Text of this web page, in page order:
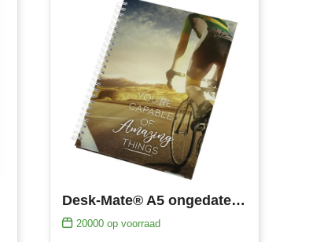
Desk-Mate® A5 ongedateerde agenda met harde kaft
20000 op voorraad